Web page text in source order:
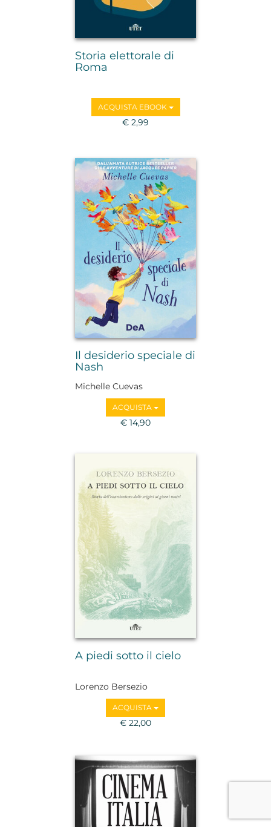
Storia elettorale di
Roma
ACQUISTA EBOOK
€ 2,99
Il desiderio speciale di
Nash
Michelle Cuevas
ACQUISTA
€ 14,90
A piedi sotto il cielo
Lorenzo Bersezio
ACQUISTA
€ 22,00